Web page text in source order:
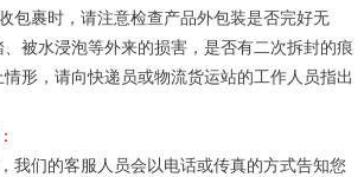
裹时，请注意检查产品外包装是否完好无
被水浸泡等外来的损害，是否有二次拆封的痕
形，请向快递员或物流货运站的工作人员指出
们的客服人员会以电话或传真的方式告知您